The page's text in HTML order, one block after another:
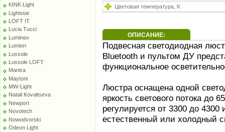
KINK Light
Lightstar
LOFT IT
Lucia Tucci
Luminex
Lumion
Lussole
Lussole LOFT
Mantra
Maytoni
MW-Light
Natali Kovaltseva
Newport
Novotech
Nowodvorski
Odeon Light
Цветовая температура, K
ОПИСАНИЕ:
Подвесная светодиодная
Bluetooth и пультом ДУ
функциональное
Люстра оснащена одной
яркость светового потока до
регулируется от 3300 до
естественный или холодный